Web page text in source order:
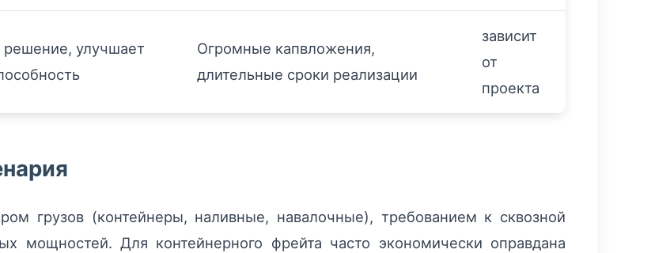
решение, улучшает
Огромные капвложения,
длительные сроки реализации
зависит
от
проекта
грузов (контейнеры, наливные, навалочные), требованием к сквозной
мощностей. Для контейнерного фрейта часто экономически оправдана